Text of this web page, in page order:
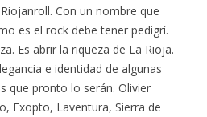
Con un nombre que
es el rock debe tener pedigrí.
Es abrir la riqueza de La Rioja.
e identidad de algunas
que pronto lo serán. Olivier
Exopto, Laventura, Sierra de